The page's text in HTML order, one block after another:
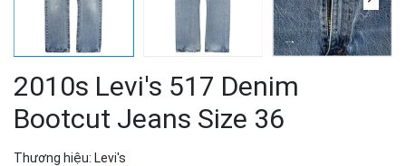
2010s Levi's 517 Denim
Bootcut Jeans Size 36
Thương hiệu: Levi's